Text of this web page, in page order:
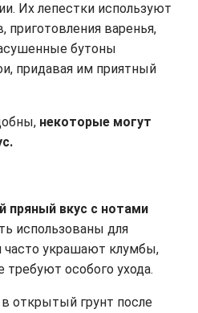
Их лепестки используют
приготовления варенья,
бутоны
придавая им приятный
некоторые могут
пряный вкус с нотами
использованы для
часто украшают клумбы,
требуют особого ухода.
открытый грунт после